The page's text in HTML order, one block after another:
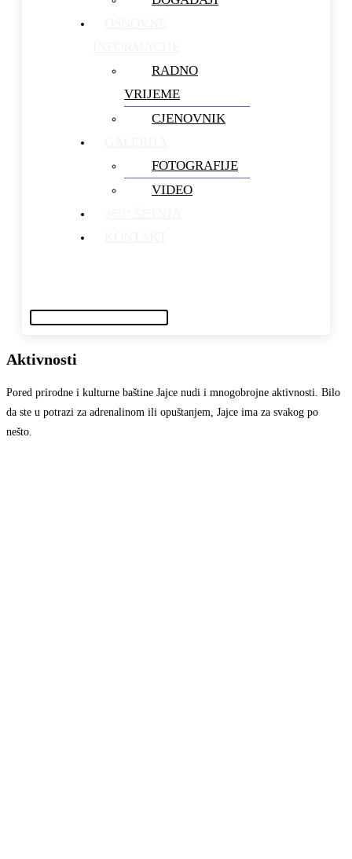
RADNO
VRIJEME
CJENOVNIK
FOTOGRAFIJE
VIDEO
Aktivnosti
Pored prirodne i kulturne baštine Jajce nudi i mnogobrojne aktivnosti. Bilo
da ste u potrazi za adrenalinom ili opuštanjem, Jajce ima za svakog po
nešto.